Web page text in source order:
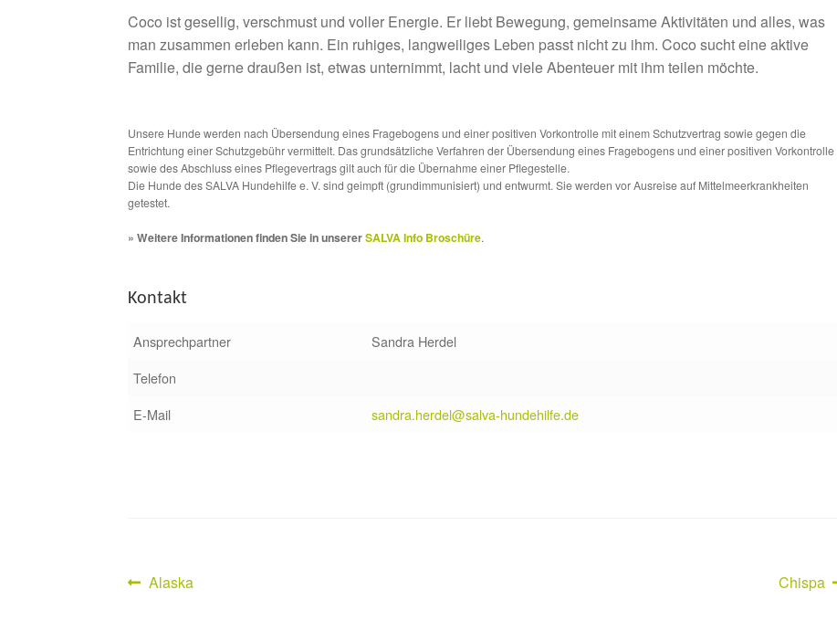
Coco ist gesellig, verschmust und voller Energie. Er liebt Bewegung, gemeinsame Aktivitäten und alles, was
man zusammen erleben kann. Ein ruhiges, langweiliges Leben passt nicht zu ihm. Coco sucht eine aktive
Familie, die gerne draußen ist, etwas unternimmt, lacht und viele Abenteuer mit ihm teilen möchte.
Unsere Hunde werden nach Übersendung eines Fragebogens und einer positiven Vorkontrolle mit einem Schutzvertrag sowie gegen die
Entrichtung einer Schutzgebühr vermittelt. Das grundsätzliche Verfahren der Übersendung eines Fragebogens und einer positiven Vorkontrolle
sowie des Abschluss eines Pflegevertrags gilt auch für die Übernahme einer Pflegestelle.
Die Hunde des SALVA Hundehilfe e. V. sind geimpft (grundimmunisiert) und entwurmt. Sie werden vor Ausreise auf Mittelmeerkrankheiten
getestet.
» Weitere Informationen finden Sie in unsererSALVA Info Broschüre.
Kontakt
Ansprechpartner
Sandra Herdel
Telefon
E-Mail
sandra.herdel@salva-hundehilfe.de
Beitragsnavigation
Vorheriger
Alaska
Nächster
Chispa